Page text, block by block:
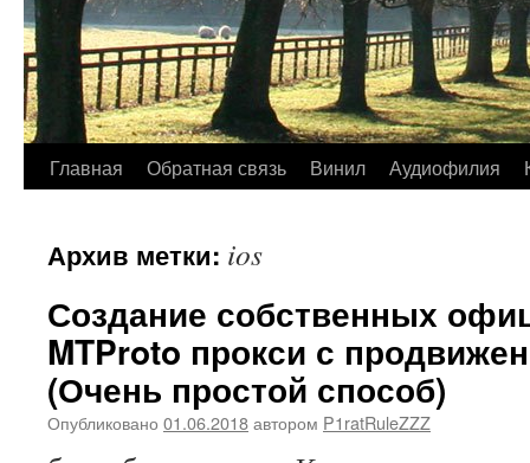
Главная Обратная связь Винил Аудиофилия
Архив метки: ios
Создание собственных
MTProto прокси с
(Очень простой способ)
Опубликовано 01.06.2018автором P1ratRuleZZZ